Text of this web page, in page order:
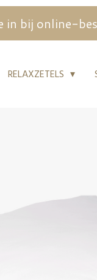
in bij online-
RELAXZETELS